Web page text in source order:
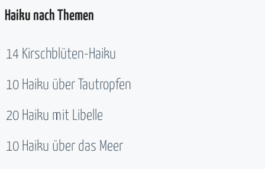
Haiku nach Themen
14 Kirschblüten-Haiku
10 Haiku über Tautropfen
20 Haiku mit Libelle
10 Haiku über das Meer